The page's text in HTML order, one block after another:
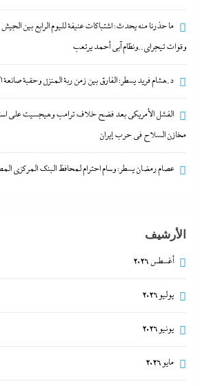
ما حذرنا منه يحدث: اشتباكات عنيفة لليوم الرابع بين الجيش
وقوات تيجراي..ونظام آبي أحمد يرتعب
د.هشام فريد يسطر: الفارق بين زمن ربة المنزل وحقبة صانعة
الفشل الأمريكي بعد فضح خلاف ترامب وهيجسيت على
مخازن السلاح في حرب إيران
عصام رمضان يسطر: وسام احترام لمحافظ البنك المركزى
الأرشيف
أغسطس 2026
يوليو 2026
يونيو 2026
مايو 2026